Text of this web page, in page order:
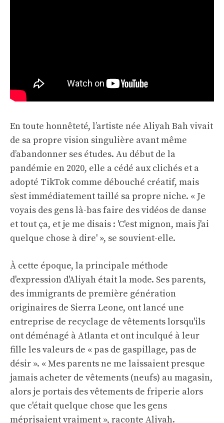
En toute honnêteté, l’artiste née Aliyah Bah vivait
de sa propre vision singulière avant même
d’abandonner ses études. Au début de la
pandémie en 2020, elle a cédé aux clichés et a
adopté TikTok comme débouché créatif, mais
s’est immédiatement taillé sa propre niche. « Je
voyais des gens là-bas faire des vidéos de danse
et tout ça, et je me disais : 'C'est mignon, mais j'ai
quelque chose à dire' », se souvient-elle.
À cette époque, la principale méthode
d'expression d'Aliyah était la mode. Ses parents,
des immigrants de première génération
originaires de Sierra Leone, ont lancé une
entreprise de recyclage de vêtements lorsqu'ils
ont déménagé à Atlanta et ont inculqué à leur
fille les valeurs de « pas de gaspillage, pas de
désir ». « Mes parents ne me laissaient presque
jamais acheter de vêtements (neufs) au magasin,
alors je portais des vêtements de friperie alors
que c'était quelque chose que les gens
méprisaient vraiment », raconte Aliyah.